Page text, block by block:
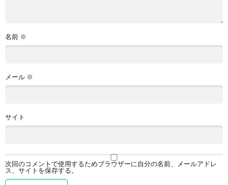
名前 ※
メール ※
サイト
次回のコメントで使用するためブラウザーに自分の名前、メールアドレ
ス、サイトを保存する。